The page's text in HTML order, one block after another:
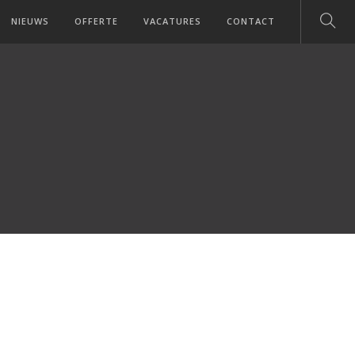
NIEUWS OFFERTE VACATURES CONTACT